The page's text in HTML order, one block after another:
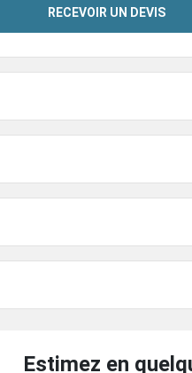
RECEVOIR UN DEVIS
Estimez en